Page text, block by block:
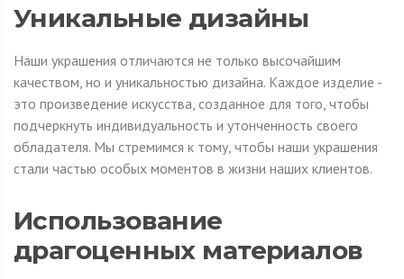
Уникальные дизайны
Наши украшения отличаются не только высочайшим
качеством, но и уникальностью дизайна. Каждое изделие -
это произведение искусства, созданное для того, чтобы
подчеркнуть индивидуальность и утонченность своего
обладателя. Мы стремимся к тому, чтобы наши украшения
стали частью особых моментов в жизни наших клиентов.
Использование
драгоценных материалов